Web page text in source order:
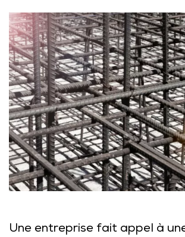
Une entreprise fait appel à